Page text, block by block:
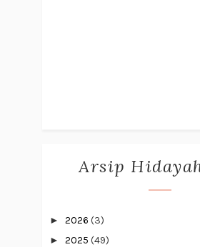
Arsip
► 2026 (3)
► 2025 (49)